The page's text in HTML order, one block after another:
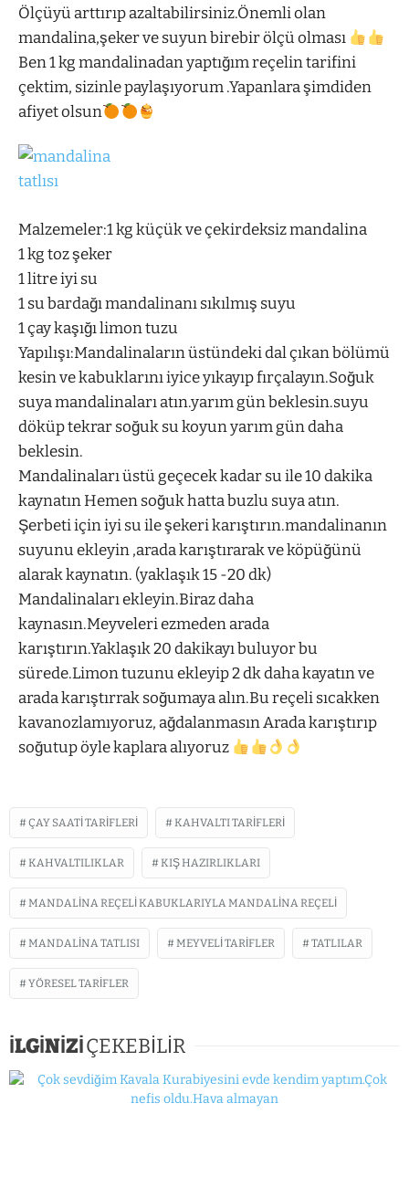
Ölçüyü arttırıp azaltabilirsiniz.Önemli olan
mandalina,şeker ve suyun birebir ölçü olması
Ben 1 kg mandalinadan yaptığım reçelin tarifini
çektim, sizinle paylaşıyorum .Yapanlara şimdiden
afiyet olsun
Malzemeler:1 kg küçük ve çekirdeksiz mandalina
1 kg toz şeker
1 litre iyi su
1 su bardağı mandalinanı sıkılmış suyu
1 çay kaşığı limon tuzu
Yapılışı:Mandalinaların üstündeki dal çıkan bölümü
kesin ve kabuklarını iyice yıkayıp fırçalayın.Soğuk
suya mandalinaları atın.yarım gün beklesin.suyu
döküp tekrar soğuk su koyun yarım gün daha
beklesin.
Mandalinaları üstü geçecek kadar su ile 10 dakika
kaynatın Hemen soğuk hatta buzlu suya atın.
Şerbeti için iyi su ile şekeri karıştırın.mandalinanın
suyunu ekleyin ,arada karıştırarak ve köpüğünü
alarak kaynatın. (yaklaşık 15 -20 dk)
Mandalinaları ekleyin.Biraz daha
kaynasın.Meyveleri ezmeden arada
karıştırın.Yaklaşık 20 dakikayı buluyor bu
sürede.Limon tuzunu ekleyip 2 dk daha kayatın ve
arada karıştırrak soğumaya alın.Bu reçeli sıcakken
kavanozlamıyoruz, ağdalanmasın Arada karıştırıp
soğutup öyle kaplara alıyoruz
ÇAY SAATI TARIFLERI KAHVALTI TARIFLERI
KAHVALTILIKLAR KIŞ HAZIRLIKLARI
MANDALINA REÇELI KABUKLARIYLA MANDALINA REÇELI
MANDALINA TATLISI MEYVELI TARIFLER TATLILAR
YÖRESEL TARIFLER
İLGİNİZİÇEKEBİLİR